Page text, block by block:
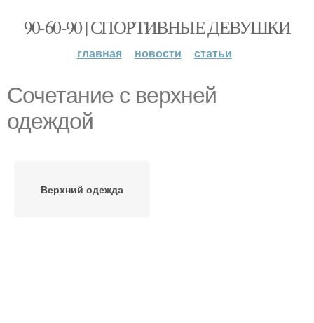
90-60-90 | СПОРТИВНЫЕ ДЕВУШКИ
главная новости статьи
Сочетание с верхней
одеждой
Верхний одежда